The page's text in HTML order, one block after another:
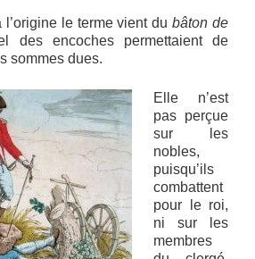
l’origine le terme vient dubâton de
des encoches permettaient de
sommes dues.
Elle n’est
pas perçue
sur les
nobles,
puisqu’ils
combattent
pour le roi,
ni sur les
membres